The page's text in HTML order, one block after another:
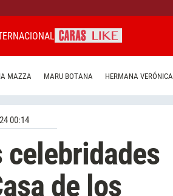
MAZZA MARU BOTANA HERMANA VERÓNICA
00:14
celebridades
de los